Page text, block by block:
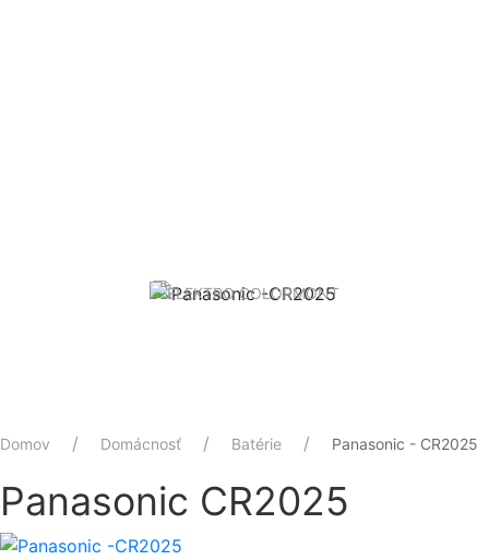
Domov Domácnosť Batérie Panasonic - CR2025
Panasonic CR2025